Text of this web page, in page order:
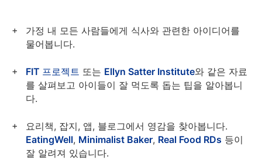
가정 내 모든 사람들에게 식사와 관련한 아이디어를
물어봅니다.
FIT 프로젝트 또는 Ellyn Satter Institute와 같은 자료
를 살펴보고 아이들이 잘 먹도록 돕는 팁을 알아봅니
다.
요리책, 잡지, 앱, 블로그에서 영감을 찾아봅니다.
EatingWell, Minimalist Baker, Real Food RDs 등이
잘 알려져 있습니다.